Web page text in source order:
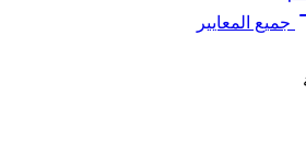
جميع المعايير